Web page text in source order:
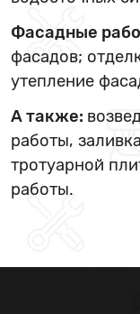
Фасадные
фасадов;
утепление
А также:
работы,
тротуарной
работы.